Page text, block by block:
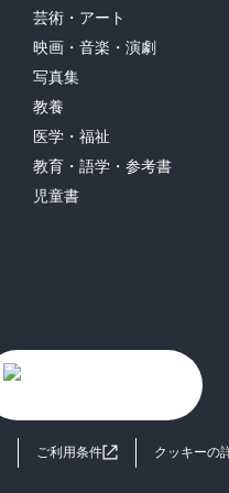
芸術・アート
映画・音楽・演劇
写真集
教養
医学・福祉
教育・語学・参考書
児童書
ご利用条件 クッキーの